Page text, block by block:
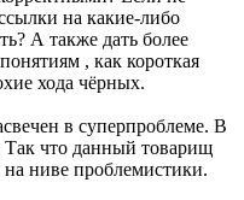
на какие-либо
А также дать более
, как короткая
хода чёрных.
в суперпроблеме. В
Так что данный товарищ
ниве проблемистики.